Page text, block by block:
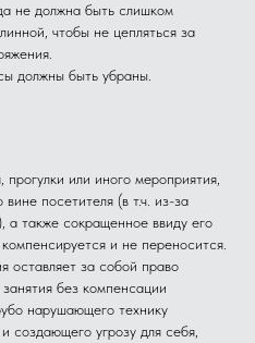
не должна быть слишком
чтобы не цепляться за
должны быть убраны.
прогулки или иного мероприятия,
посетителя (в т.ч. из-за
а также сокращенное ввиду его
и не переносится.
оставляет за собой право
без компенсации
нарушающего технику
создающего угрозу для себя,